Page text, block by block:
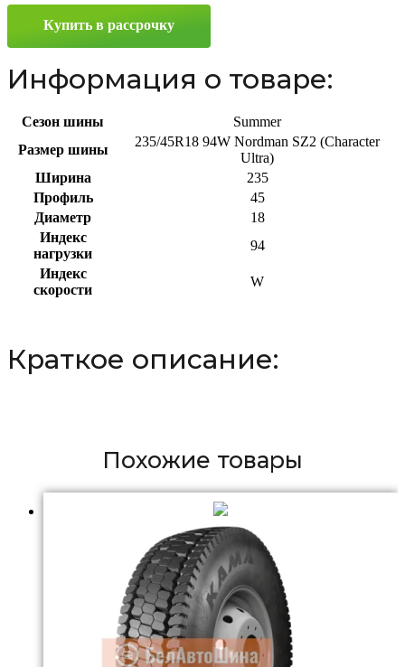
Ultra)
R18
Купить в рассрочку
Информация о товаре:
Сезон шины
Summer
Размер шины
235/45R18 94W Nordman SZ2 (Character
Ultra)
Ширина
235
Профиль
45
Диаметр
18
Индекс
нагрузки
94
Индекс
скорости
W
Краткое описание:
Похожие товары